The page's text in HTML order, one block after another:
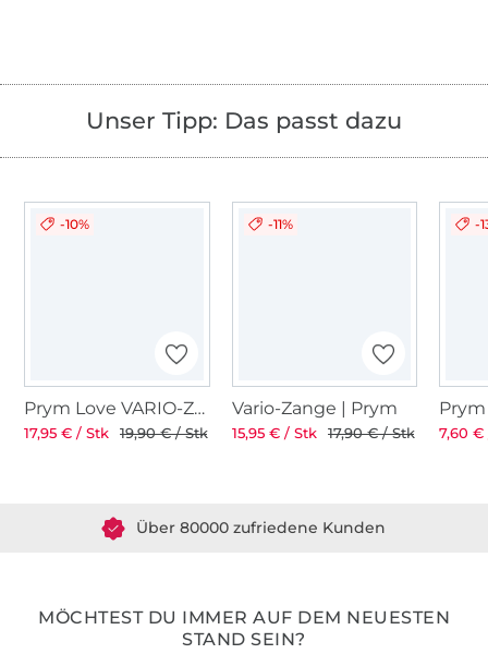
Unser Tipp: Das passt dazu
-10%
Prym Love VARIO-Zange, pink
17,95 € / Stk 19,90 € / Stk
-11%
Vario-Zange | Prym
15,95 € / Stk 17,90 € / Stk
-
7,60 €
MÖCHTEST DU IMMER AUF DEM NEUESTEN
STAND SEIN?